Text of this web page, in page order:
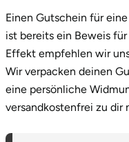
Einen Gutschein für eine
ist bereits ein Beweis
Effekt empfehlen wir
Wir verpacken deinen
eine persönliche
versandkostenfrei zu dir